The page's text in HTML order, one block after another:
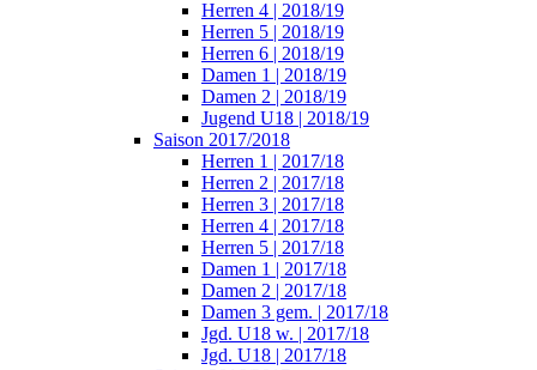
Herren 4 | 2018/19
Herren 5 | 2018/19
Herren 6 | 2018/19
Damen 1 | 2018/19
Damen 2 | 2018/19
Jugend U18 | 2018/19
Saison 2017/2018
Herren 1 | 2017/18
Herren 2 | 2017/18
Herren 3 | 2017/18
Herren 4 | 2017/18
Herren 5 | 2017/18
Damen 1 | 2017/18
Damen 2 | 2017/18
Damen 3 gem. | 2017/18
Jgd. U18 w. | 2017/18
Jgd. U18 | 2017/18